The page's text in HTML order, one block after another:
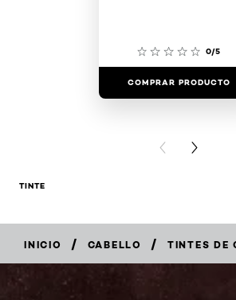
0/5
COMPRAR PRODUCTO
PREVIOUS
NEXT
TINTE
INICIO / CABELLO / TINTES DE
AHORA